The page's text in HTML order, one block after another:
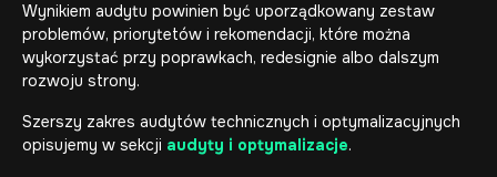
Wynikiem audytu powinien być uporządkowany zestaw
problemów, priorytetów i rekomendacji, które można
wykorzystać przy poprawkach, redesignie albo dalszym
rozwoju strony.
Szerszy zakres audytów technicznych i optymalizacyjnych
opisujemy w sekcji audyty i optymalizacje.